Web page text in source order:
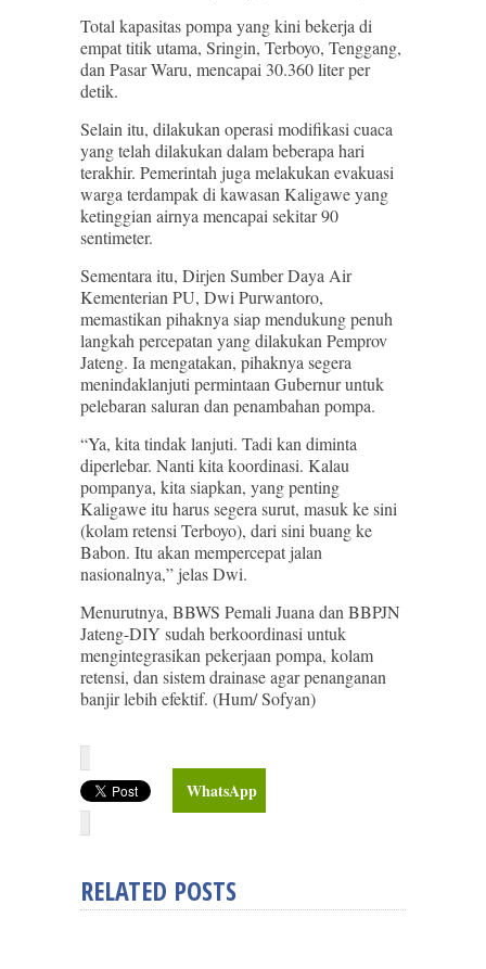
Total kapasitas pompa yang kini bekerja di
empat titik utama, Sringin, Terboyo, Tenggang,
dan Pasar Waru, mencapai 30.360 liter per
detik.
Selain itu, dilakukan operasi modifikasi cuaca
yang telah dilakukan dalam beberapa hari
terakhir. Pemerintah juga melakukan evakuasi
warga terdampak di kawasan Kaligawe yang
ketinggian airnya mencapai sekitar 90
sentimeter.
Sementara itu, Dirjen Sumber Daya Air
Kementerian PU, Dwi Purwantoro,
memastikan pihaknya siap mendukung penuh
langkah percepatan yang dilakukan Pemprov
Jateng. Ia mengatakan, pihaknya segera
menindaklanjuti permintaan Gubernur untuk
pelebaran saluran dan penambahan pompa.
“Ya, kita tindak lanjuti. Tadi kan diminta
diperlebar. Nanti kita koordinasi. Kalau
pompanya, kita siapkan, yang penting
Kaligawe itu harus segera surut, masuk ke sini
(kolam retensi Terboyo), dari sini buang ke
Babon. Itu akan mempercepat jalan
nasionalnya,” jelas Dwi.
Menurutnya, BBWS Pemali Juana dan BBPJN
Jateng-DIY sudah berkoordinasi untuk
mengintegrasikan pekerjaan pompa, kolam
retensi, dan sistem drainase agar penanganan
banjir lebih efektif. (Hum/ Sofyan)
WhatsApp
RELATED POSTS